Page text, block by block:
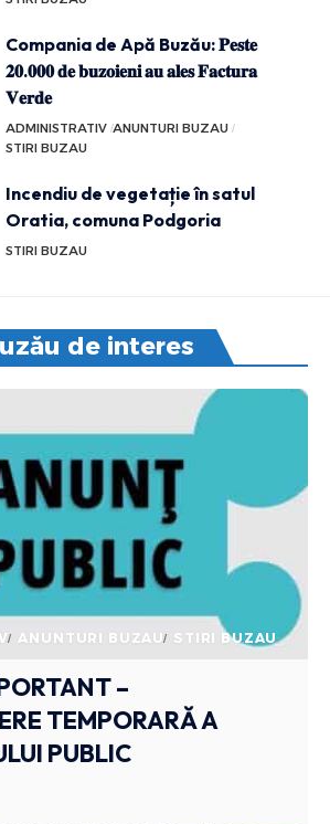
Compania de Apă Buzău: 𝐏𝐞𝐬𝐭𝐞
𝟐𝟎.𝟎𝟎𝟎 𝐝𝐞 𝐛𝐮𝐳𝐨𝐢𝐞𝐧𝐢 𝐚𝐮 𝐚𝐥𝐞𝐬 𝐅𝐚𝐜𝐭𝐮𝐫𝐚
𝐕𝐞𝐫𝐝𝐞
ADMINISTRATIV ANUNTURI BUZAU
STIRI BUZAU
Incendiu de vegetație în satul
Oratia, comuna Podgoria
STIRI BUZAU
de interes
ANUNTURI BUZAU STIRI BUZAU
–
TEMPORARĂ A
PUBLIC